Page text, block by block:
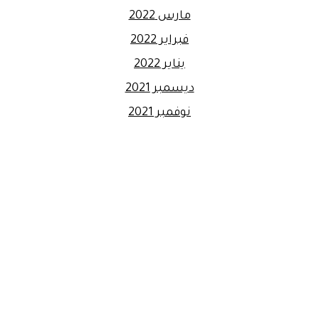
مارس 2022
فبراير 2022
يناير 2022
ديسمبر 2021
نوفمبر 2021